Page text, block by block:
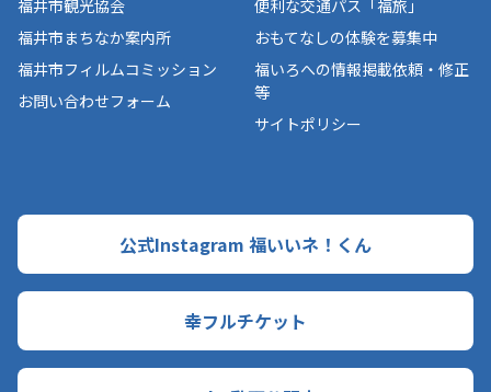
福井市観光協会
福井市まちなか案内所
福井市フィルムコミッション
お問い合わせフォーム
便利な交通パス「福旅」
おもてなしの体験を募集中
福いろへの情報掲載依頼・修正
等
サイトポリシー
公式Instagram 福いいネ！くん
幸フルチケット